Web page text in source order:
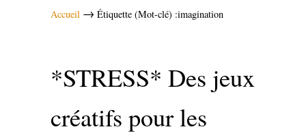
Accueil → Étiquette (Mot-clé) :imagination
*STRESS* Des jeux
créatifs pour les